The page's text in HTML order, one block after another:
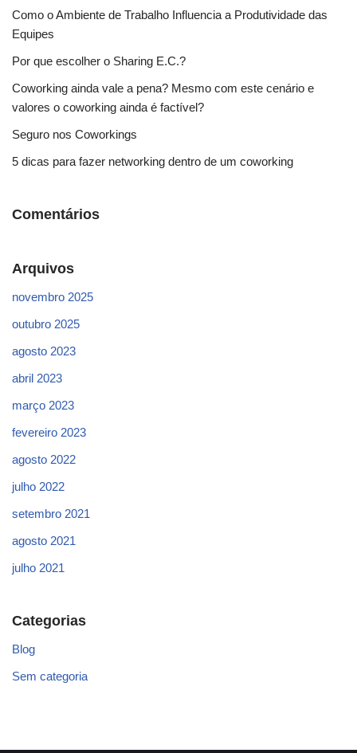
Como o Ambiente de Trabalho Influencia a Produtividade das
Equipes
Por que escolher o Sharing E.C.?
Coworking ainda vale a pena? Mesmo com este cenário e
valores o coworking ainda é factível?
Seguro nos Coworkings
5 dicas para fazer networking dentro de um coworking
Comentários
Arquivos
novembro 2025
outubro 2025
agosto 2023
abril 2023
março 2023
fevereiro 2023
agosto 2022
julho 2022
setembro 2021
agosto 2021
julho 2021
Categorias
Blog
Sem categoria